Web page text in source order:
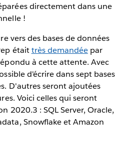
directement dans une
!
vers des bases de données
étaittrès demandéepar
à cette attente. Avec
d'écrire dans sept bases
D'autres seront ajoutées
Voici celles qui seront
2020.3 : SQL Server, Oracle,
Snowflake et Amazon